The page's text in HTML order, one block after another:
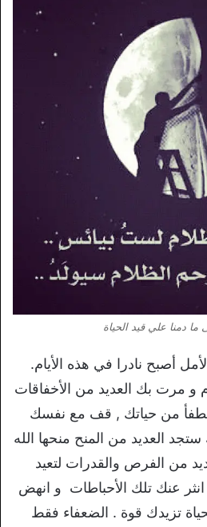
ما دمنا علي قيد الحياة
أصبح نادرا في هذه الأيام.
و مرت بك العديد من الأخفاقات
من حياتك , قف مع نفسك
العديد من المنح منحها الله
من الفرص والقدرات لتعيد
عنك تلك الأحباطات و انهض
تزيدك قوة . الضعفاء فقط